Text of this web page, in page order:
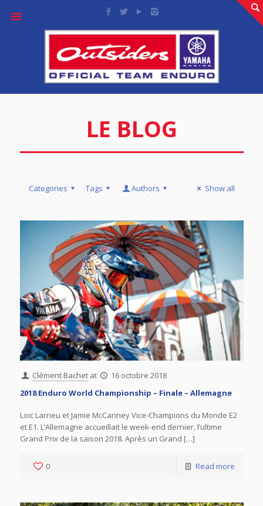
LE BLOG
Categories Tags Authors Show all
Clément Bachet at
16 octobre 2018
2018 Enduro World Championship – Finale – Allemagne
Loic Larrieu et Jamie McCanney Vice-Champions du Monde E2
et E1. L’Allemagne accueillait le week-end dernier, l’ultime
Grand Prix de la saison 2018. Après un Grand […]
0 Read more